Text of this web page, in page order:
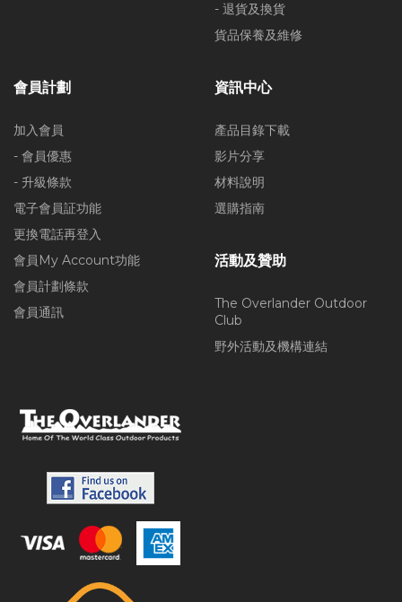
- 退貨及換貨
貨品保養及維修
會員計劃
加入會員
- 會員優惠
- 升級條款
電子會員証功能
更換電話再登入
會員My Account功能
會員計劃條款
會員通訊
資訊中心
產品目錄下載
影片分享
材料說明
選購指南
活動及贊助
The Overlander Outdoor
Club
野外活動及機構連結